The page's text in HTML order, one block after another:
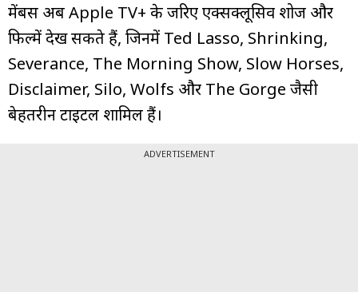
मेंबर्स अब Apple TV+ के जरिए एक्सक्लूसिव शोज और
फिल्में देख सकते हैं, जिनमें Ted Lasso, Shrinking,
Severance, The Morning Show, Slow Horses,
Disclaimer, Silo, Wolfs और The Gorge जैसी
बेहतरीन टाइटल शामिल हैं।
ADVERTISEMENT